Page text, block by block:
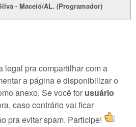
- Maceió/AL. (Programador)
legal pra compartilhar com a
a página e disponibilizar o
anexo. Se você for usuário
caso contrário vai ficar
pra evitar spam. Participe!